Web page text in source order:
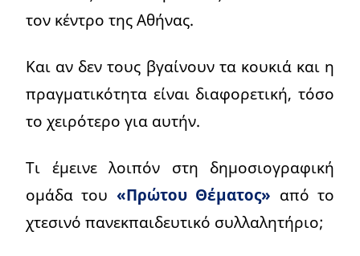
τον κέντρο της Αθήνας.
Και αν δεν τους βγαίνουν τα κουκιά και η
πραγματικότητα είναι διαφορετική, τόσο
το χειρότερο για αυτήν.
Τι έμεινε λοιπόν στη δημοσιογραφική
ομάδα του «Πρώτου Θέματος» από το
χτεσινό πανεκπαιδευτικό συλλαλητήριο;